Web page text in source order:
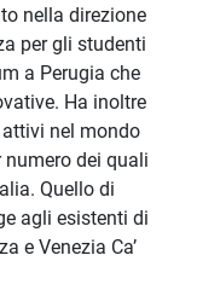
nella direzione
per gli studenti
a Perugia che
Ha inoltre
nel mondo
dei quali
Quello di
agli esistenti di
e Venezia Ca’